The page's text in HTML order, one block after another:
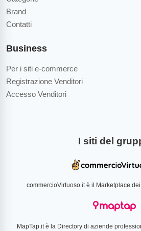
Brand
Contatti
Business
Per i siti e-commerce
Registrazione Venditori
Accesso Venditori
I siti del
commercioVirtuoso.it è il Marketplace
MapTap.it è la Directory di aziende